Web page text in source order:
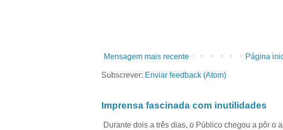
Mensagem mais recente Página
Subscrever: Enviar feedback (Atom)
Imprensa fascinada com inutilidades
Durante dois a três dias, o Público chegou a pôr o